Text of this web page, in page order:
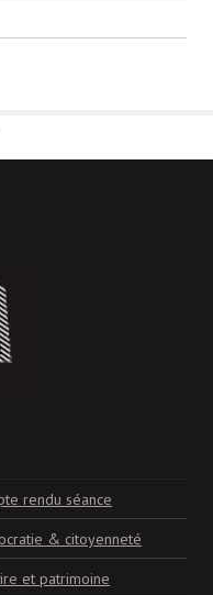
rendu séance
& citoyenneté
et patrimoine